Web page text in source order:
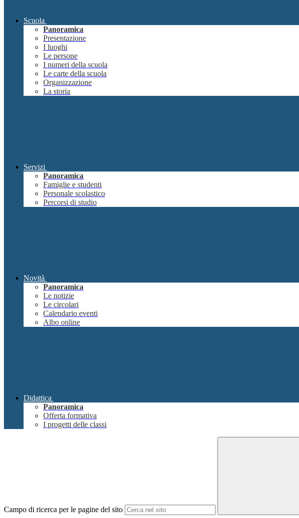
Scuola
Panoramica
Presentazione
I luoghi
Le persone
I numeri della scuola
Le carte della scuola
Organizzazione
La storia
Servizi
Panoramica
Famiglie e studenti
Personale scolastico
Percorsi di studio
Novità
Panoramica
Le notizie
Le circolari
Calendario eventi
Albo online
Didattica
Panoramica
Offerta formativa
I progetti delle classi
Campo di ricerca per le pagine del sito